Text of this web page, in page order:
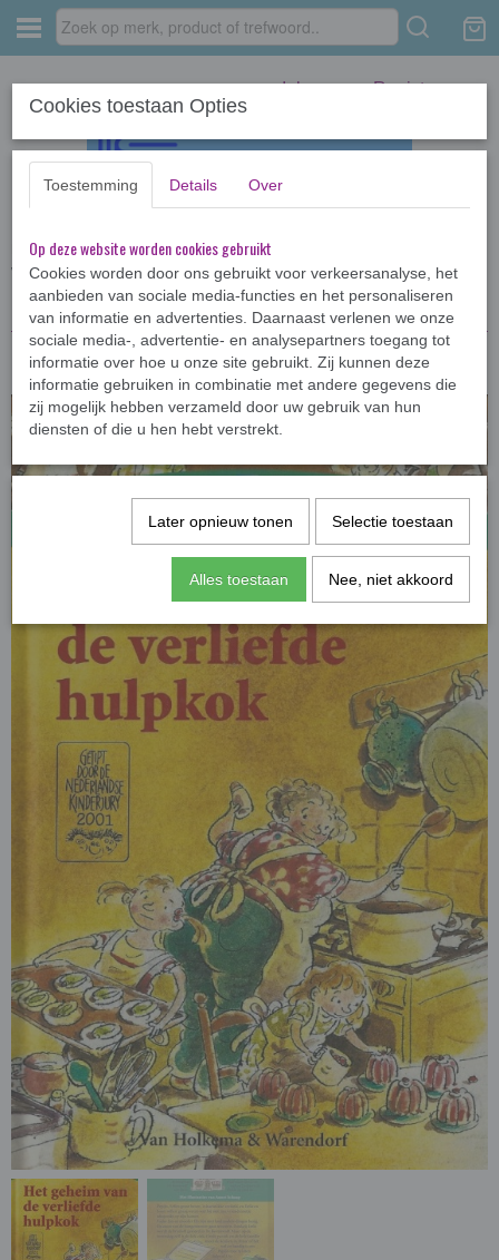
Inloggen Registreren
Home › Kinderboeken <12jr › Diverse kinderboeken
verliefde hulpkok
Cookies toestaan Opties
Toestemming Details Over
Op deze website worden cookies gebruikt
Cookies worden door ons gebruikt voor verkeersanalyse, het
aanbieden van sociale media-functies en het personaliseren
van informatie en advertenties. Daarnaast verlenen we onze
sociale media-, advertentie- en analysepartners toegang tot
informatie over hoe u onze site gebruikt. Zij kunnen deze
informatie gebruiken in combinatie met andere gegevens die
zij mogelijk hebben verzameld door uw gebruik van hun
diensten of die u hen hebt verstrekt.
Later opnieuw tonen Selectie toestaan
Alles toestaan Nee, niet akkoord